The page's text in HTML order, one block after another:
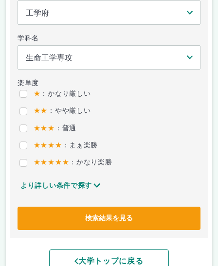
学科名
楽単度
★ ：かなり厳しい
★★ ：やや厳しい
★★★ ：普通
★★★★ ：まぁ楽勝
★★★★★ ：かなり楽勝
より詳しい条件で探す
検索結果を見る
大学トップに戻る